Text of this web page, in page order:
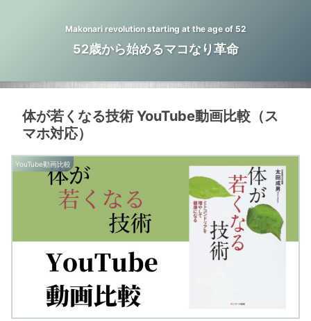
Makonari revolution starting at the age of 52
52歳から始めるマコなり革命
体が若くなる技術 YouTube動画比較（ス
マホ対応）
YouTube動画比較